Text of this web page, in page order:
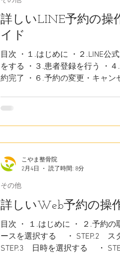
了する場合がございます。 あら
本気で改善を目指す皆様の期待
の技術向上に努めてまいります
しくお願い申し上げます。
詳しいLINE予約の操
イド
目次 ・１.はじめに ・２.LINE公
をする ・３.患者登録を行う ・
約完了 ・６.予約の変更・キャン
は、下記のページをご確認くだ
なく、スタッフと直接やり取り
す。 一度予約システムと連携を
をLINEで確認できたり、ちょっ
変更も、いつものLINEを送る感
るようになります。 ２.LINE公式
をする ①当院HPの「予約・お問
る、「LINE予約する」ボタン、
面で「こやま整骨院」と入力、
詳しいWeb予約の操
目次 ・ １.はじめに ・ ２.予約
ースを選択する ・ STEP.2 ス
STEP.3 日時を選択する ・
その他
こやま整骨院
2月4日
読了時間: 8分